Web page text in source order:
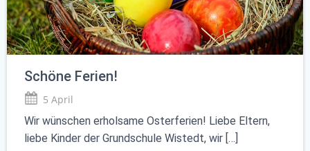
Schöne Ferien!
5 April
Wir wünschen erholsame Osterferien! Liebe Eltern,
liebe Kinder der Grundschule Wistedt, wir […]